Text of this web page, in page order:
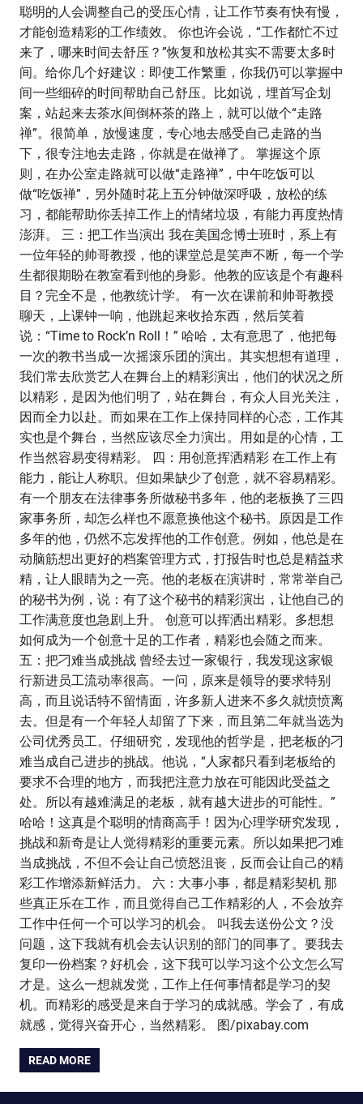
聪明的人会调整自己的受压心情，让工作节奏有快有慢，
才能创造精彩的工作绩效。 你也许会说，‌‌“工作都忙不过
来了，哪来时间去舒压？‌‌”恢复和放松其实不需要太多时
间。给你几个好建议：即使工作繁重，你我仍可以掌握中
间一些细碎的时间帮助自己舒压。比如说，埋首写企划
案，站起来去茶水间倒杯茶的路上，就可以做个‌‌“走路
禅‌‌”。很简单，放慢速度，专心地去感受自己走路的当
下，很专注地去走路，你就是在做禅了。 掌握这个原
则，在办公室走路就可以做‌‌“走路禅‌‌”，中午吃饭可以
做‌‌“吃饭禅‌‌”，另外随时花上五分钟做深呼吸，放松的练
习，都能帮助你丢掉工作上的情绪垃圾，有能力再度热情
澎湃。 三：把工作当演出 我在美国念博士班时，系上有
一位年轻的帅哥教授，他的课堂总是笑声不断，每一个学
生都很期盼在教室看到他的身影。他教的应该是个有趣科
目？完全不是，他教统计学。 有一次在课前和帅哥教授
聊天，上课钟一响，他跳起来收拾东西，然后笑着
说：‌‌“Time to Rock’n Roll！‌‌” 哈哈，太有意思了，他把每
一次的教书当成一次摇滚乐团的演出。其实想想有道理，
我们常去欣赏艺人在舞台上的精彩演出，他们的状况之所
以精彩，是因为他们明了，站在舞台，有众人目光关注，
因而全力以赴。而如果在工作上保持同样的心态，工作其
实也是个舞台，当然应该尽全力演出。用如是的心情，工
作当然容易变得精彩。 四：用创意挥洒精彩 在工作上有
能力，能让人称职。但如果缺少了创意，就不容易精彩。
有一个朋友在法律事务所做秘书多年，他的老板换了三四
家事务所，却怎么样也不愿意换他这个秘书。原因是工作
多年的他，仍然不忘发挥他的工作创意。例如，他总是在
动脑筋想出更好的档案管理方式，打报告时也总是精益求
精，让人眼睛为之一亮。他的老板在演讲时，常常举自己
的秘书为例，说：有了这个秘书的精彩演出，让他自己的
工作满意度也急剧上升。 创意可以挥洒出精彩。多想想
如何成为一个创意十足的工作者，精彩也会随之而来。
五：把刁难当成挑战 曾经去过一家银行，我发现这家银
行新进员工流动率很高。一问，原来是领导的要求特别
高，而且说话特不留情面，许多新人进来不多久就愤愤离
去。但是有一个年轻人却留了下来，而且第二年就当选为
公司优秀员工。仔细研究，发现他的哲学是，把老板的刁
难当成自己进步的挑战。他说，‌‌“人家都只看到老板给的
要求不合理的地方，而我把注意力放在可能因此受益之
处。所以有越难满足的老板，就有越大进步的可能性。‌‌”
哈哈！这真是个聪明的情商高手！因为心理学研究发现，
挑战和新奇是让人觉得精彩的重要元素。所以如果把刁难
当成挑战，不但不会让自己愤怒沮丧，反而会让自己的精
彩工作增添新鲜活力。 六：大事小事，都是精彩契机 那
些真正乐在工作，而且觉得自己工作精彩的人，不会放弃
工作中任何一个可以学习的机会。 叫我去送份公文？没
问题，这下我就有机会去认识别的部门的同事了。要我去
复印一份档案？好机会，这下我可以学习这个公文怎么写
才是。这么一想就发觉，工作上任何事情都是学习的契
机。而精彩的感受是来自于学习的成就感。学会了，有成
就感，觉得兴奋开心，当然精彩。 图/pixabay.com
READ MORE